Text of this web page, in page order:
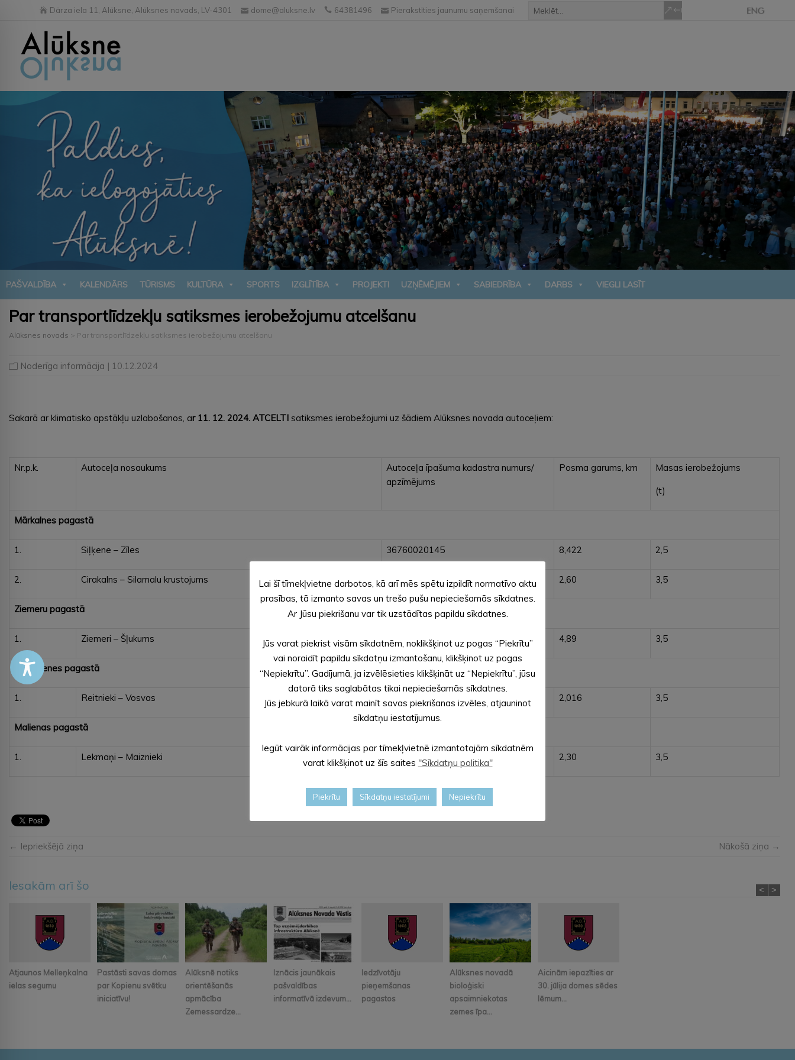
Dārza iela 11, Alūksne, Alūksnes novads, LV-4301 dome@aluksne.lv 64381496 Pierakstīties jaunumu saņemšanai
PAŠVALDĪBA KALENDĀRS TŪRISMS KULTŪRA SPORTS IZGLĪTĪBA PROJEKTI UZŅĒMĒJIEM SABIEDRĪBA DARBS VIEGLI LASĪT
Par transportlīdzekļu satiksmes ierobežojumu atcelšanu
Alūksnes novads > Par transportlīdzekļu satiksmes ierobežojumu atcelšanu
Noderīga informācija | 10.12.2024
Sakarā ar klimatisko apstākļu uzlabošanos, ar 11. 12. 2024. ATCELTI satiksmes ierobežojumi uz šādiem Alūksnes novada autoceļiem:
Nr.p.k. Autoceļa nosaukums
Autoceļa īpašuma kadastra numurs/
apzīmējums
Posma garums, km Masas ierobežojums
(t)
Mārkalnes pagastā
1. Siļķene – Zīles 36760020145 8,422 2,5
2. Cirakalns – Silamalu krustojums 36760010130001 2,60 3,5
Ziemeru pagastā
1. Ziemeri – Šļukums 36960030154 4,89 3,5
Veclaicenes pagastā
1. Reitnieki – Vosvas 36880020090001 2,016 3,5
Malienas pagastā
1. Lekmaņi – Maiznieki 36720050032001 2,30 3,5
← Iepriekšējā ziņa Nākošā ziņa →
Iesakām arī šo
Atjaunos Melleņkalna
ielas segumu
Pastāsti savas domas
par Kopienu svētku
iniciatīvu!
Alūksnē notiks
orientēšanās
apmācība
Zemessardze...
Iznācis jaunākais
pašvaldības
informatīvā izdevum...
Iedzīvotāju
pieņemšanas
pagastos
Alūksnes novadā
bioloģiski
apsaimniekotas
zemes īpa...
Aicinām iepazīties ar
30. jūlija domes sēdes
lēmum...
< >
Lai šī tīmekļvietne darbotos, kā arī mēs spētu izpildīt normatīvo aktu
prasības, tā izmanto savas un trešo pušu nepieciešamās sīkdatnes.
Ar Jūsu piekrišanu var tik uzstādītas papildu sīkdatnes.
Jūs varat piekrist visām sīkdatnēm, noklikšķinot uz pogas “Piekrītu”
vai noraidīt papildu sīkdatņu izmantošanu, klikšķinot uz pogas
“Nepiekrītu”. Gadījumā, ja izvēlēsieties klikšķināt uz “Nepiekrītu”, jūsu
datorā tiks saglabātas tikai nepieciešamās sīkdatnes.
Jūs jebkurā laikā varat mainīt savas piekrišanas izvēles, atjauninot
sīkdatņu iestatījumus.
Iegūt vairāk informācijas par tīmekļvietnē izmantotajām sīkdatnēm
varat klikšķinot uz šīs saites "Sīkdatņu politika"
Piekrītu Sīkdatņu iestatījumi Nepiekrītu